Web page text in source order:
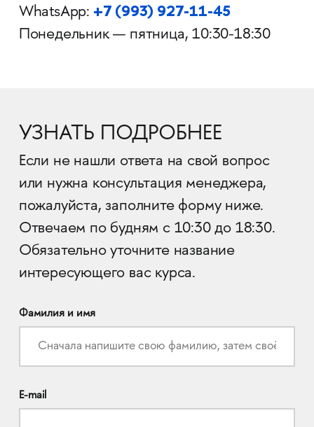
WhatsАpp: +7 (993) 927-11-45
Понедельник — пятница, 10:30-18:30
УЗНАТЬ ПОДРОБНЕЕ
Если не нашли ответа на свой вопрос
или нужна консультация менеджера,
пожалуйста, заполните форму ниже.
Отвечаем по будням с 10:30 до 18:30.
Обязательно уточните название
интересующего вас курса.
Фамилия и имя
E-mail